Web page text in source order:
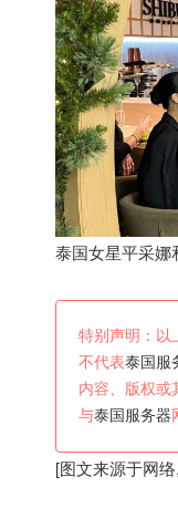
泰国女星平采
特别声明：以
不代表泰国服
内容、版权或
与泰国服务器
[图文来源于网